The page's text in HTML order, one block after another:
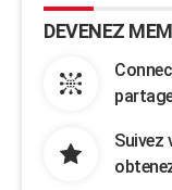
DEVENEZ
Suivez